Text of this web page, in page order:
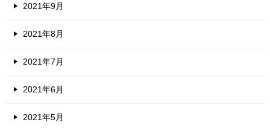
2021年9月
2021年8月
2021年7月
2021年6月
2021年5月